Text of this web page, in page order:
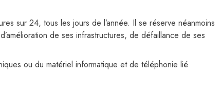
sur 24, tous les jours de l’année. Il se réserve néanmoins
de ses infrastructures, de défaillance de ses
ou du matériel informatique et de téléphonie lié